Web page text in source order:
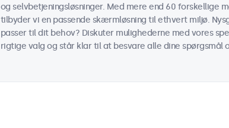
og selvbetjeningsløsninger. Med mere end 60 forskellige
tilbyder vi en passende skærmløsning til ethvert miljø.
passer til dit behov? Diskuter mulighederne med vores
rigtige valg og står klar til at besvare alle dine spørgsmål